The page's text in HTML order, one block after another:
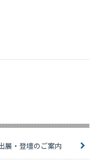
展・登壇のご案内